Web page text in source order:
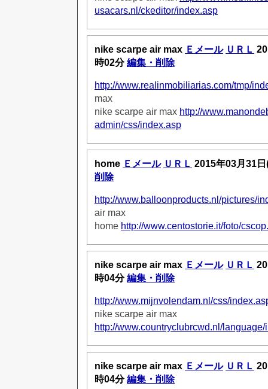
usacars.nl/ckeditor/index.asp
nike scarpe air max Ｅメール ＵＲＬ
時02分編集・削除
http://www.realinmobiliarias.com/tmp/
max
nike scarpe air max http://
admin/css/index.asp
home Ｅメール ＵＲＬ 2015年03月31
削除
http://www.balloonproducts.nl/pictures/
air max
home http://www.centostorie.it/foto/
nike scarpe air max Ｅメール ＵＲＬ
時04分編集・削除
http://www.mijnvolendam.nl/css/
nike scarpe air max
http://www.countryclubrcwd.nl/
nike scarpe air max Ｅメール ＵＲＬ
時04分編集・削除